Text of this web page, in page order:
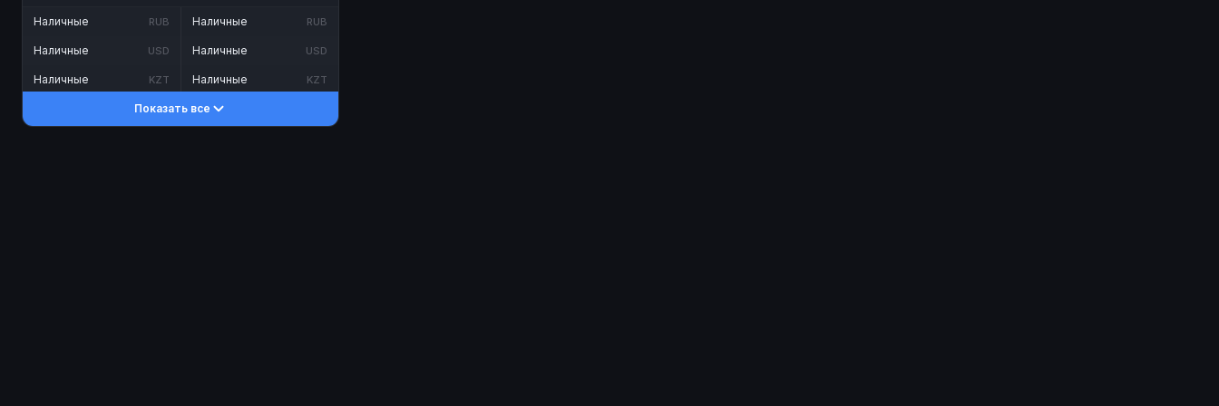
Наличные RUB
Наличные USD
Наличные KZT
Наличные RUB
Наличные USD
Наличные KZT
Показать все